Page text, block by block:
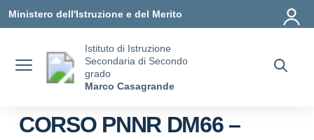
Ministero dell'Istruzione e del Merito
Istituto di Istruzione
Secondaria di Secondo
grado
Marco Casagrande
CORSO PNNR DM66 –